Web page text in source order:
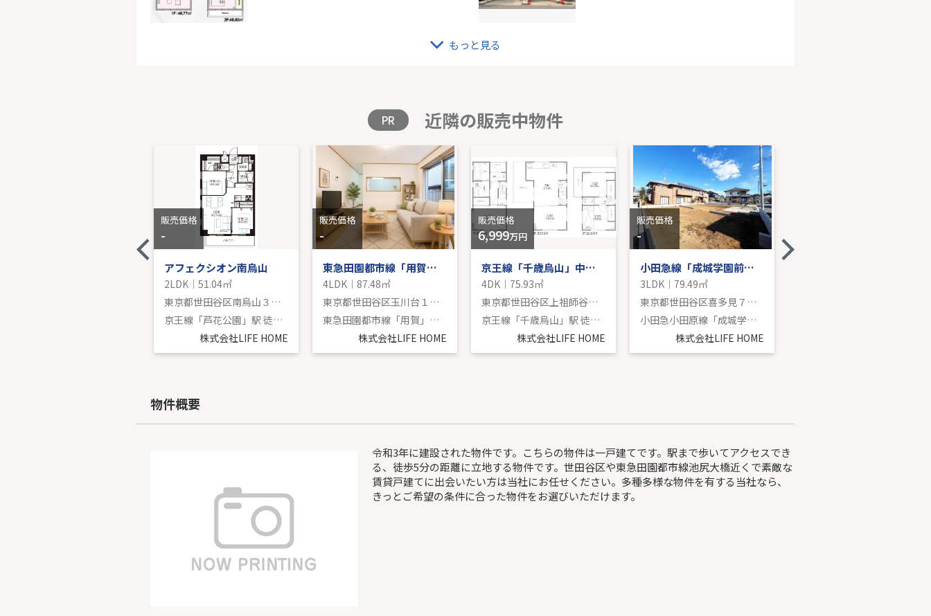
もっと見る
PR 近隣の販売中物件
販売価格
-
アフェクシオン南烏山
2LDK｜51.04㎡
東京都世田谷区南烏山３丁目
京王線「芦花公園」駅 徒歩6分
株式会社LIFE HOME
販売価格
-
東急田園都市線「用賀」中古戸建
4LDK｜87.48㎡
東京都世田谷区玉川台１丁目
東急田園都市線「用賀」駅 徒歩7分
株式会社LIFE HOME
販売価格
6,999万円
京王線「千歳烏山」中古戸建
4DK｜75.93㎡
東京都世田谷区上祖師谷２丁目
京王線「千歳烏山」駅 徒歩19分
株式会社LIFE HOME
販売価格
-
小田急線「成城学園前」新築分譲
3LDK｜79.49㎡
東京都世田谷区喜多見７丁目
小田急小田原線「成城学園前」駅 徒歩15分
株式会社LIFE HOME
物件概要
令和3年に建設された物件です。こちらの物件は一戸建てです。駅まで歩いてアクセスでき
る、徒歩5分の距離に立地する物件です。世田谷区や東急田園都市線池尻大橋近くで素敵な
賃貸戸建てに出会いたい方は当社にお任せください。多種多様な物件を有する当社なら、
きっとご希望の条件に合った物件をお選びいただけます。